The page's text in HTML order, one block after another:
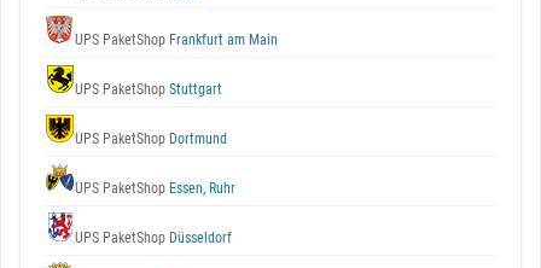
UPS PaketShop Frankfurt am Main
UPS PaketShop Stuttgart
UPS PaketShop Dortmund
UPS PaketShop Essen, Ruhr
UPS PaketShop Düsseldorf